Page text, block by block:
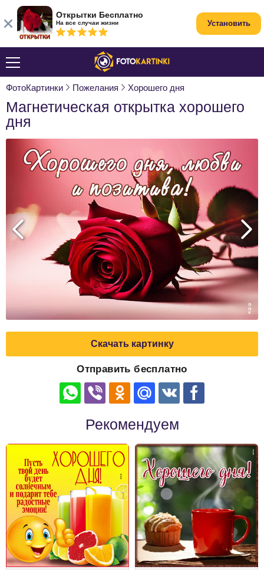
ФотоКартинки Пожелания Хорошего дня
Магнетическая открытка хорошего
дня
Скачать картинку
Отправить бесплатно
Рекомендуем
Открытки Бесплатно
На все случаи жизни Установить